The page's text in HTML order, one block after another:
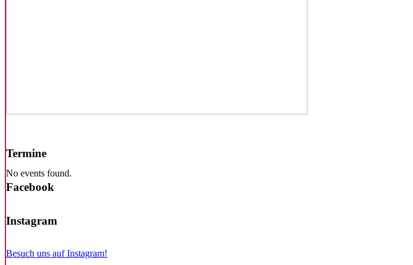
Termine
No events found.
Facebook
Instagram
Besuch uns auf Instagram!